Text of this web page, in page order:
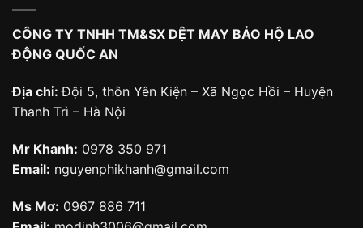
CÔNG TY TNHH TM&SX DỆT MAY BẢO HỘ LAO
ĐỘNG QUỐC AN
Địa chỉ:Đội 5, thôn Yên Kiện – Xã Ngọc Hồi – Huyện
Thanh Trì – Hà Nội
Mr Khanh: 0978 350 971
Email: nguyenphikhanh@gmail.com
Ms Mơ: 0967 886 711